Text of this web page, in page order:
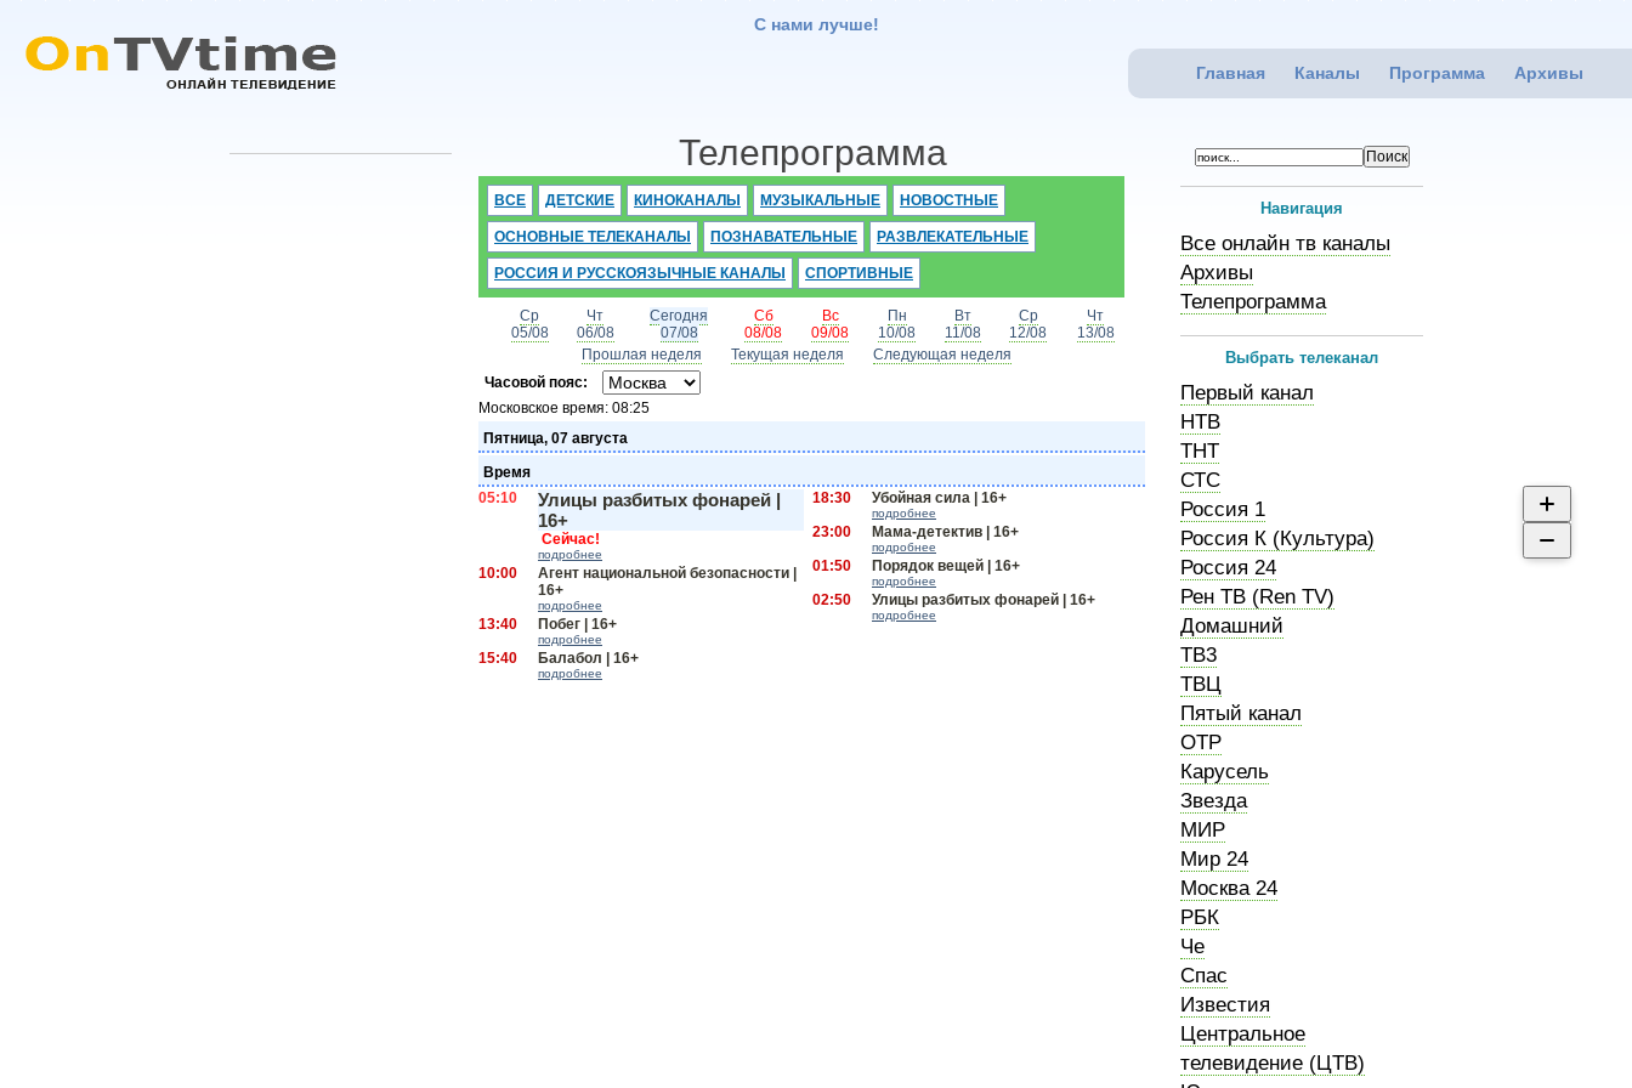
С нами лучше!
Главная Каналы Программа Архивы
Телепрограмма
ВСЕ ДЕТСКИЕ КИНОКАНАЛЫ МУЗЫКАЛЬНЫЕ НОВОСТНЫЕ
ОСНОВНЫЕ ТЕЛЕКАНАЛЫ ПОЗНАВАТЕЛЬНЫЕ РАЗВЛЕКАТЕЛЬНЫЕ
РОССИЯ И РУССКОЯЗЫЧНЫЕ КАНАЛЫ СПОРТИВНЫЕ
Ср
05/08
Чт
06/08
Сегодня
07/08
Сб
08/08
Вс
09/08
Пн
10/08
Вт
11/08
Ср
12/08
Чт
13/08
Прошлая неделя
Текущая неделя
Следующая неделя
Часовой пояс:
Московское время: 08:25
Пятница, 07 августа
Время
05:10
Улицы разбитых фонарей |
16+
Сейчас!
подробнее
10:00
Агент национальной безопасности |
16+
подробнее
13:40 Побег | 16+
подробнее
15:40 Балабол | 16+
подробнее
18:30 Убойная сила | 16+
подробнее
23:00 Мама-детектив | 16+
подробнее
01:50 Порядок вещей | 16+
подробнее
02:50 Улицы разбитых фонарей | 16+
подробнее
Навигация
Все онлайн тв каналы
Архивы
Телепрограмма
Выбрать телеканал
Первый канал
НТВ
ТНТ
СТС
Россия 1
Россия К (Культура)
Россия 24
Рен ТВ (Ren TV)
Домашний
ТВ3
ТВЦ
Пятый канал
ОТР
Карусель
Звезда
МИР
Мир 24
Москва 24
РБК
Че
Спас
Известия
Центральное
телевидение (ЦТВ)